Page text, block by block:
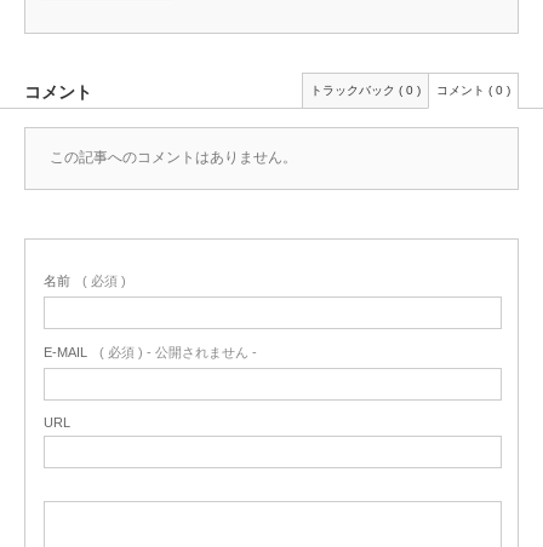
コメント トラックバック ( 0 ) コメント ( 0 )
この記事へのコメントはありません。
名前 ( 必須 )
E-MAIL ( 必須 ) - 公開されません -
URL